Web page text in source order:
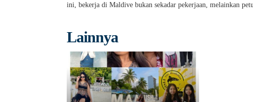
ini, bekerja di Maldive bukan sekadar pekerjaan, melainkan
Lainnya